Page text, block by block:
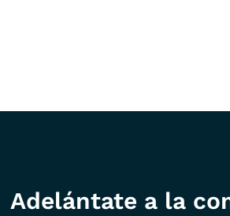
Adelántate a la